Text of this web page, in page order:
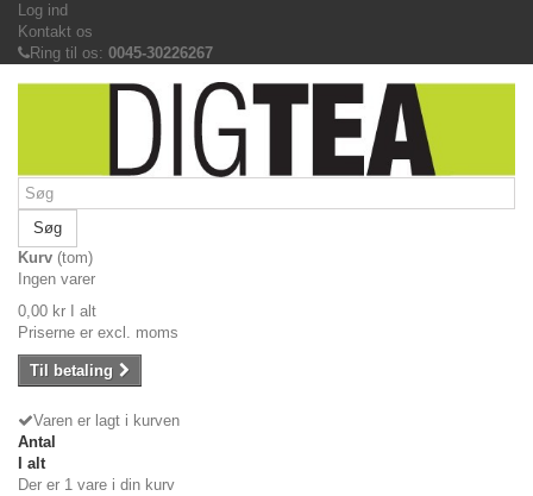
Log ind
Kontakt os
Ring til os: 0045-30226267
Søg
Kurv (tom)
Ingen varer
0,00 kr
I alt
Priserne er excl. moms
Til betaling
Varen er lagt i kurven
Antal
I alt
Der er 1 vare i din kurv